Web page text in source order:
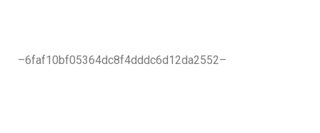
–6faf10bf05364dc8f4dddc6d12da2552–